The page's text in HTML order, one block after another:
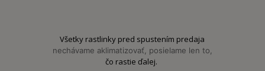
Všetky rastlinky pred spustením predaja
nechávame aklimatizovať, posielame len to,
čo rastie ďalej.